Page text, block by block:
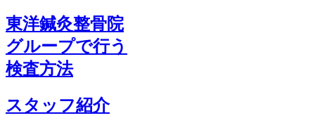
東洋鍼灸整骨院
グループで行う
検査方法
スタッフ紹介